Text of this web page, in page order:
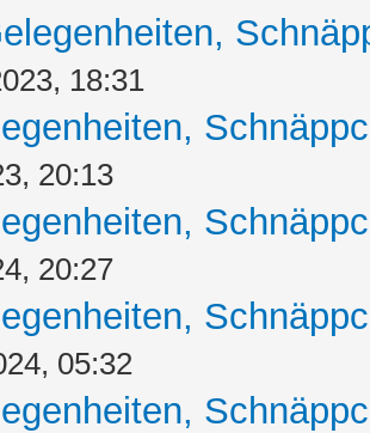
18:31
20:13
20:27
05:32